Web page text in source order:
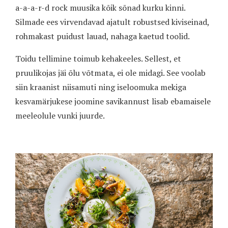
a-a-a-r-d rock muusika kõik sõnad kurku kinni.
Silmade ees virvendavad ajatult robustsed kiviseinad,
rohmakast puidust lauad, nahaga kaetud toolid.
Toidu tellimine toimub kehakeeles. Sellest, et
pruulikojas jäi õlu võtmata, ei ole midagi. See voolab
siin kraanist niisamuti ning iseloomuka mekiga
kesvamärjukese joomine savikannust lisab ebamaisele
meeleolule vunki juurde.